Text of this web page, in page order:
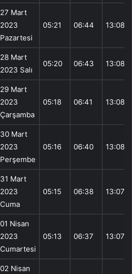
27 Mart
2023
Pazartesi
05:21 06:44 13:08
28 Mart
2023 Salı
05:20 06:43 13:08
29 Mart
2023
Çarşamba
05:18 06:41 13:08
30 Mart
2023
Perşembe
05:16 06:40 13:08
31 Mart
2023
Cuma
05:15 06:38 13:07
01 Nisan
2023
Cumartesi
05:13 06:37 13:07
02 Nisan